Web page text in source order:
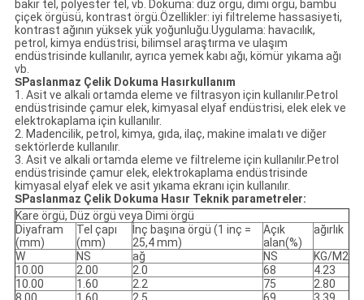
bakır tel, polyester tel, vb. Dokuma: düz örgü, dimi örgü, bambu
çiçek örgüsü, kontrast örgü.Özellikler: iyi filtreleme hassasiyeti,
kontrast ağının yüksek yük yoğunluğu.Uygulama: havacılık,
petrol, kimya endüstrisi, bilimsel araştırma ve ulaşım
endüstrisinde kullanılır, ayrıca yemek kabı ağı, kömür yıkama ağı
vb.
SPaslanmaz Çelik Dokuma Hasır kullanım
1. Asit ve alkali ortamda eleme ve filtrasyon için kullanılır.Petrol
endüstrisinde çamur elek, kimyasal elyaf endüstrisi, elek elek ve
elektrokaplama için kullanılır.
2. Madencilik, petrol, kimya, gıda, ilaç, makine imalatı ve diğer
sektörlerde kullanılır.
3. Asit ve alkali ortamda eleme ve filtreleme için kullanılır.Petrol
endüstrisinde çamur elek, elektrokaplama endüstrisinde
kimyasal elyaf elek ve asit yıkama ekranı için kullanılır.
SPaslanmaz Çelik Dokuma Hasır Teknik parametreler:
Kare örgü, Düz örgü veya Dimi örgü
Diyafram
(mm)
Tel çapı
(mm)
İnç başına örgü (1 inç =
25,4 mm)
Açık
alan(%)
ağırlık
W NS ağ NS
KG/M2
10.00
2.00 2.0 68
4.23
10.00
1.60 2.2 75
2.80